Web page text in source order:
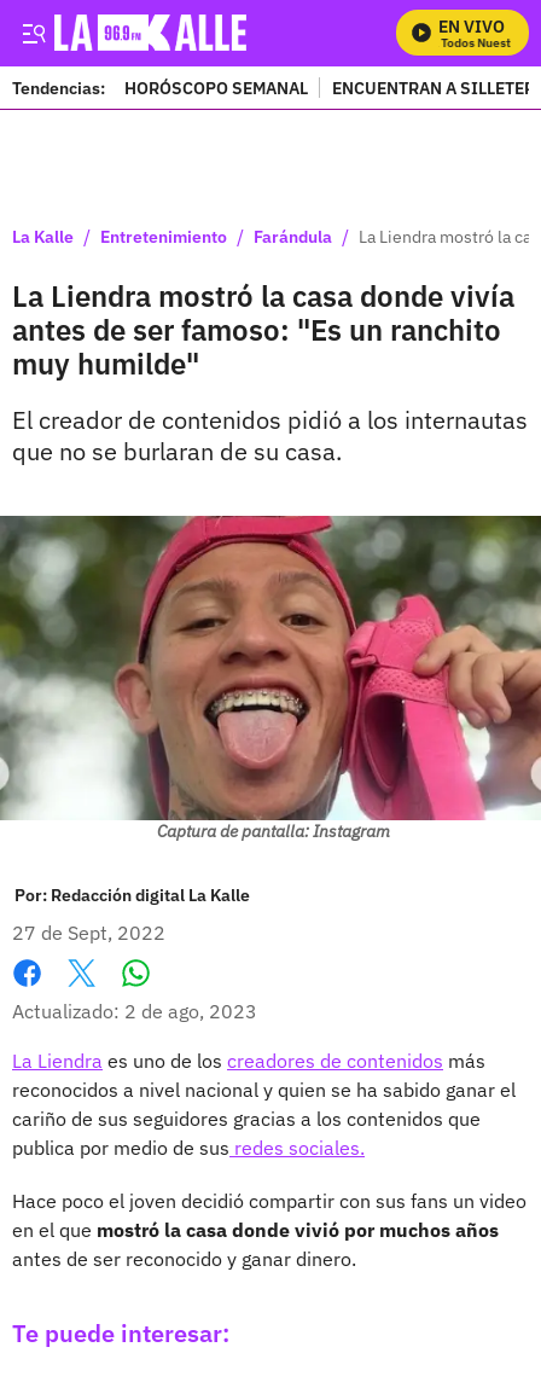
EN VIVO
Mira Todos Nuestros
Tendencias: HORÓSCOPO SEMANAL ENCUENTRAN A
La Kalle / Entretenimiento / Farándula / La Liendra mostró la
La Liendra mostró la casa donde vivía
antes de ser famoso: "Es un ranchito
muy humilde"
El creador de contenidos pidió a los internautas
que no se burlaran de su casa.
Captura de pantalla: Instagram
Por: Redacción digital La Kalle
27 de Sept, 2022
Facebook
X
Actualizado: 2 de ago, 2023
La Liendra es uno de los creadores de contenidos más
reconocidos a nivel nacional y quien se ha sabido ganar el
cariño de sus seguidores gracias a los contenidos que
publica por medio de sus redes sociales.
Hace poco el joven decidió compartir con sus fans un video
en el que mostró la casa donde vivió por muchos años
antes de ser reconocido y ganar dinero.
Te puede interesar: